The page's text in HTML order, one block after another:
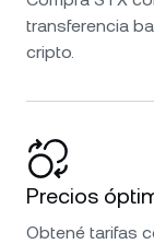
transferencia
cripto.
Precios
Obtené tarifas